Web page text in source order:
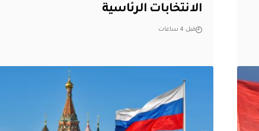
الانتخابات الرئاسية
قبل 4 ساعات